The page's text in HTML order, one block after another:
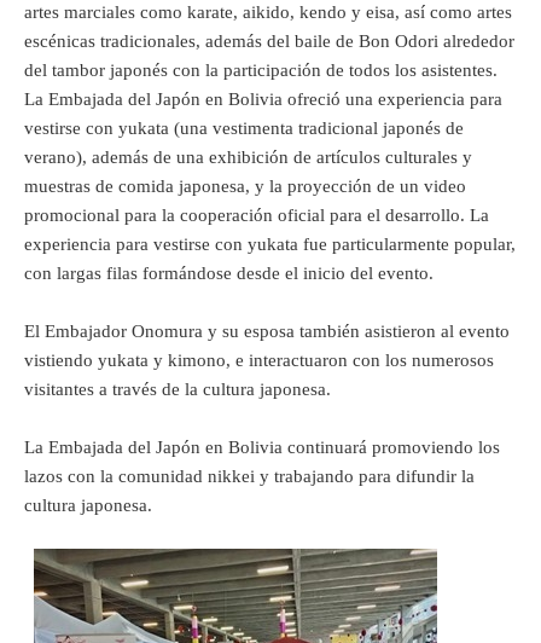
artes marciales como karate, aikido, kendo y eisa, así como artes
escénicas tradicionales, además del baile de Bon Odori alrededor
del tambor japonés con la participación de todos los asistentes.
La Embajada del Japón en Bolivia ofreció una experiencia para
vestirse con yukata (una vestimenta tradicional japonés de
verano), además de una exhibición de artículos culturales y
muestras de comida japonesa, y la proyección de un video
promocional para la cooperación oficial para el desarrollo. La
experiencia para vestirse con yukata fue particularmente popular,
con largas filas formándose desde el inicio del evento.
El Embajador Onomura y su esposa también asistieron al evento
vistiendo yukata y kimono, e interactuaron con los numerosos
visitantes a través de la cultura japonesa.
La Embajada del Japón en Bolivia continuará promoviendo los
lazos con la comunidad nikkei y trabajando para difundir la
cultura japonesa.